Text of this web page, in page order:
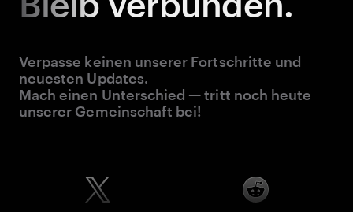
Verpasse keinen unserer Fortschritte und
neuesten Updates.
Mach einen Unterschied — tritt noch heute
unserer Gemeinschaft bei!